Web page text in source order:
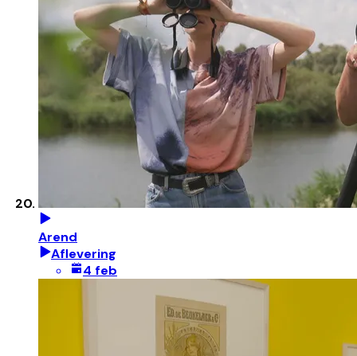
Arend
Aflevering
4 feb